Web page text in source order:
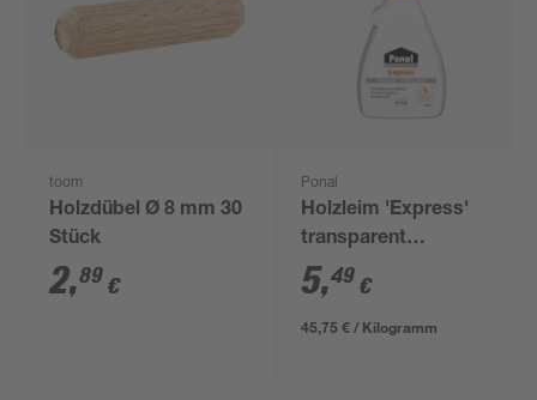
toom
Holzdübel Ø 8 mm 30
Stück
2,89 €
Ponal
Holzleim 'Express'
transparent
trocknend 120 g
5,49 €
45,75 € / Kilogramm